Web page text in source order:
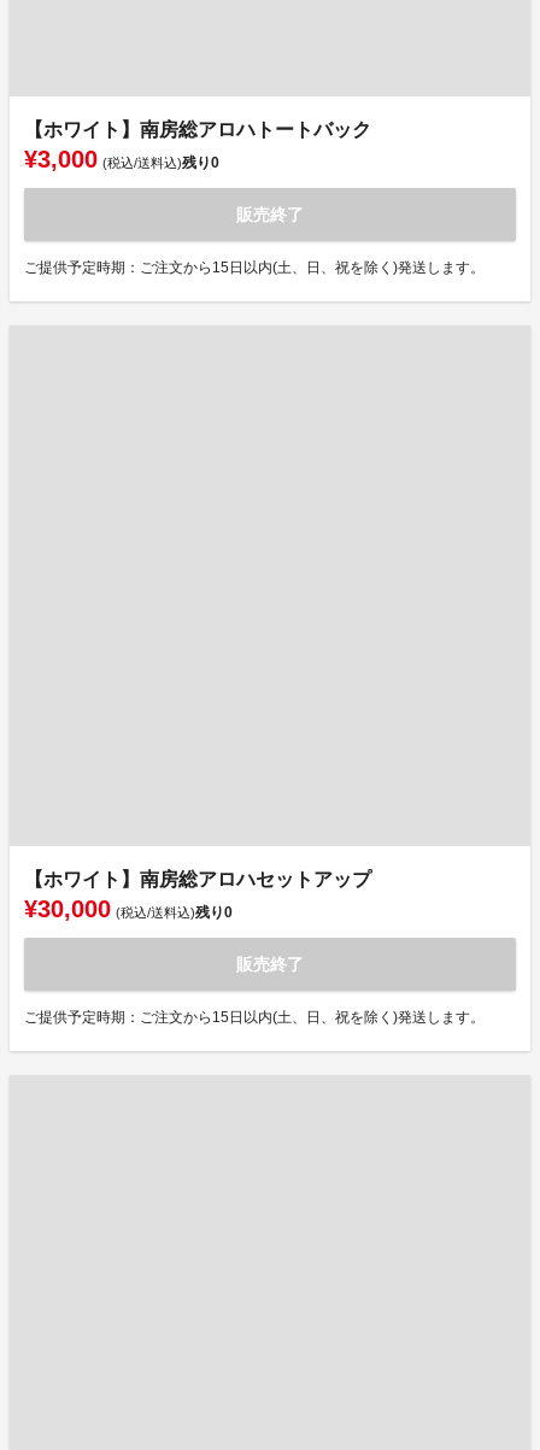
【ホワイト】南房総アロハトートバック
¥3,000 (税込/送料込)残り0
販売終了
ご提供予定時期：ご注文から15日以内(土、日、祝を除く)発送します。
【ホワイト】南房総アロハセットアップ
¥30,000 (税込/送料込)残り0
販売終了
ご提供予定時期：ご注文から15日以内(土、日、祝を除く)発送します。